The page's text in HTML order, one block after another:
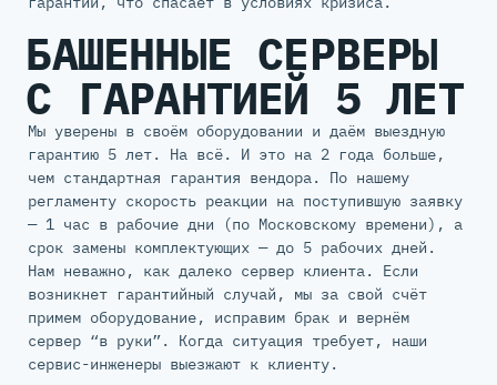
БАШЕННЫЕ СЕРВЕРЫ
С ГАРАНТИЕЙ 5 ЛЕТ
Мы уверены в своём оборудовании и даём выездную
гарантию 5 лет. На всё. И это на 2 года больше,
чем стандартная гарантия вендора. По нашему
регламенту скорость реакции на поступившую заявку
— 1 час в рабочие дни (по Московскому времени), а
срок замены комплектующих — до 5 рабочих дней.
Нам неважно, как далеко сервер клиента. Если
возникнет гарантийный случай, мы за свой счёт
примем оборудование, исправим брак и вернём
сервер “в руки”. Когда ситуация требует, наши
сервис-инженеры выезжают к клиенту.